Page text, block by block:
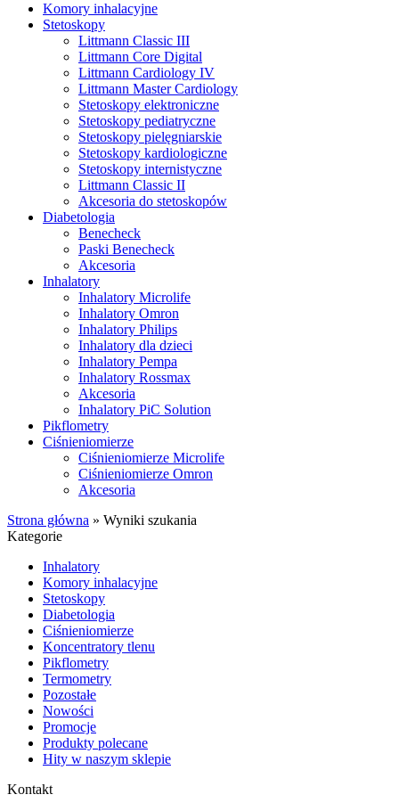
Komory inhalacyjne
Stetoskopy
Littmann Classic III
Littmann Core Digital
Littmann Cardiology IV
Littmann Master Cardiology
Stetoskopy elektroniczne
Stetoskopy pediatryczne
Stetoskopy pielęgniarskie
Stetoskopy kardiologiczne
Stetoskopy internistyczne
Littmann Classic II
Akcesoria do stetoskopów
Diabetologia
Benecheck
Paski Benecheck
Akcesoria
Inhalatory
Inhalatory Microlife
Inhalatory Omron
Inhalatory Philips
Inhalatory dla dzieci
Inhalatory Pempa
Inhalatory Rossmax
Akcesoria
Inhalatory PiC Solution
Pikflometry
Ciśnieniomierze
Ciśnieniomierze Microlife
Ciśnieniomierze Omron
Akcesoria
Strona główna » Wyniki szukania
Kategorie
Inhalatory
Komory inhalacyjne
Stetoskopy
Diabetologia
Ciśnieniomierze
Koncentratory tlenu
Pikflometry
Termometry
Pozostałe
Nowości
Promocje
Produkty polecane
Hity w naszym sklepie
Kontakt